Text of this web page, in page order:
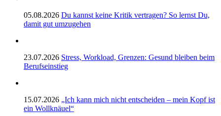
05.08.2026 Du kannst keine Kritik vertragen? So lernst Du,
damit gut umzugehen
23.07.2026 Stress, Workload, Grenzen: Gesund bleiben beim
Berufseinstieg
15.07.2026 „Ich kann mich nicht entscheiden – mein Kopf ist
ein Wollknäuel“